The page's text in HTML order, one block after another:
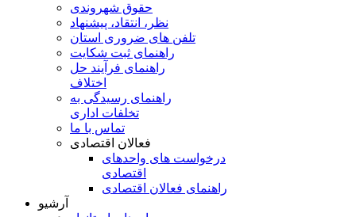
حقوق شهروندی
نظر، انتقاد، پیشنهاد
تلفن های ضروری استان
راهنمای ثبت شکایت
راهنمای فرآیند حل
اختلاف
راهنمای رسیدگی به
تخلفات اداری
تماس با ما
فعالان اقتصادی
درخواست های واحدهای
اقتصادی
راهنمای فعالان اقتصادی
آرشیو